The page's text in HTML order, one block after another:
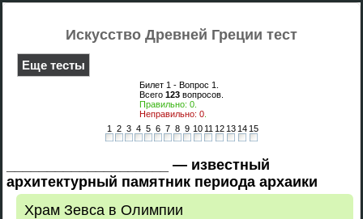
Искусство Древней Греции тест
Еще тесты
Билет 1 - Вопрос 1
Всего 123 вопросов.
Правильно: 0
Неправильно: 0
1
2 3 4 5 6 7 8 9 10 11 12 13 14 15
____________________ — известный
архитектурный памятник периода архаики
Храм Зевса в Олимпии